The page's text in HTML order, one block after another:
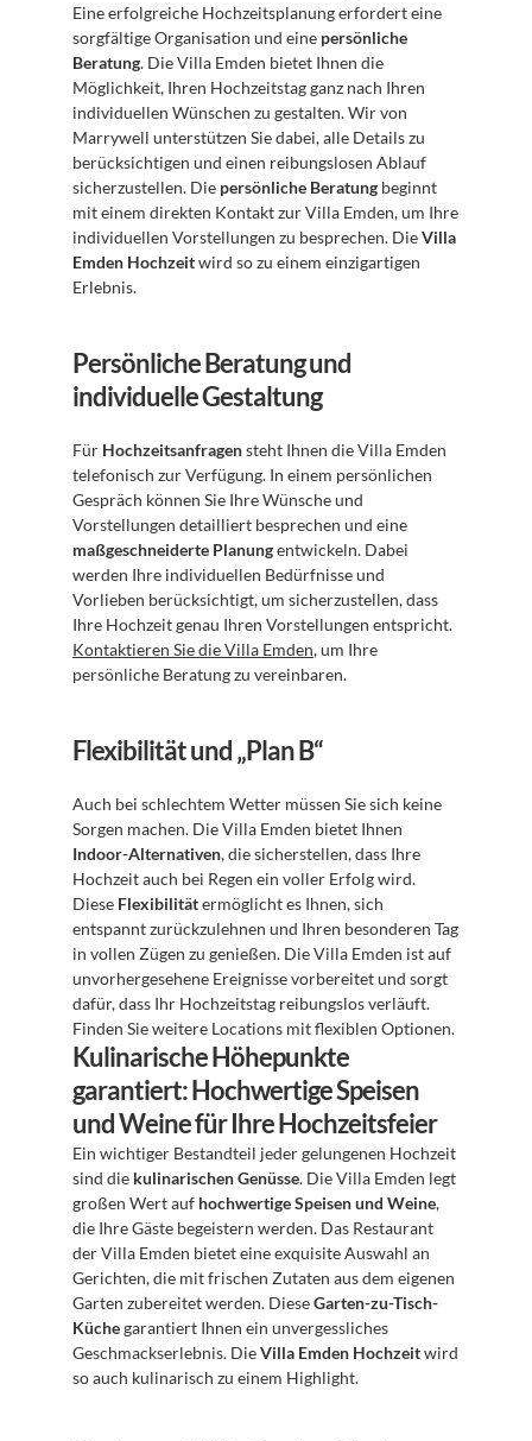
Eine erfolgreiche Hochzeitsplanung erfordert eine
sorgfältige Organisation und eine persönliche
Beratung. Die Villa Emden bietet Ihnen die
Möglichkeit, Ihren Hochzeitstag ganz nach Ihren
individuellen Wünschen zu gestalten. Wir von
Marrywell unterstützen Sie dabei, alle Details zu
berücksichtigen und einen reibungslosen Ablauf
sicherzustellen. Die persönliche Beratung beginnt
mit einem direkten Kontakt zur Villa Emden, um Ihre
individuellen Vorstellungen zu besprechen. Die Villa
Emden Hochzeit wird so zu einem einzigartigen
Erlebnis.
Persönliche Beratung und
individuelle Gestaltung
Für Hochzeitsanfragen steht Ihnen die Villa Emden
telefonisch zur Verfügung. In einem persönlichen
Gespräch können Sie Ihre Wünsche und
maßgeschneiderte Planung entwickeln. Dabei
werden Ihre individuellen Bedürfnisse und
Vorlieben berücksichtigt, um sicherzustellen, dass
Kontaktieren Sie die Villa Emden, um Ihre
persönliche Beratung zu vereinbaren.
Flexibilität und „Plan B“
Auch bei schlechtem Wetter müssen Sie sich keine
Indoor-Alternativen, die sicherstellen, dass Ihre
Hochzeit auch bei Regen ein voller Erfolg wird.
Diese Flexibilität ermöglicht es Ihnen, sich
entspannt zurückzulehnen und Ihren besonderen Tag
in vollen Zügen zu genießen. Die Villa Emden ist auf
unvorhergesehene Ereignisse vorbereitet und sorgt
dafür, dass Ihr Hochzeitstag reibungslos verläuft.
Finden Sie weitere Locations mit flexiblen Optionen.
Kulinarische Höhepunkte
garantiert: Hochwertige Speisen
und Weine für Ihre Hochzeitsfeier
Ein wichtiger Bestandteil jeder gelungenen Hochzeit
sind die kulinarischen Genüsse. Die Villa Emden legt
großen Wert auf hochwertige Speisen und Weine,
die Ihre Gäste begeistern werden. Das Restaurant
der Villa Emden bietet eine exquisite Auswahl an
Gerichten, die mit frischen Zutaten aus dem eigenen
Garten zubereitet werden. Diese Garten-zu-Tisch-
Küche garantiert Ihnen ein unvergessliches
Geschmackserlebnis. Die Villa Emden Hochzeit wird
so auch kulinarisch zu einem Highlight.